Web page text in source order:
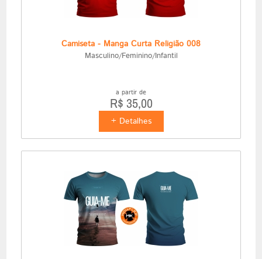
Camiseta - Manga Curta Religião 008
Masculino/Feminino/Infantil
a partir de
R$ 35,00
+ Detalhes